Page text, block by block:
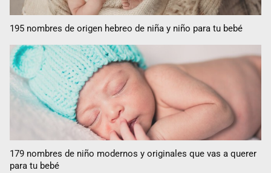
195 nombres de origen hebreo de niña y niño para tu bebé
179 nombres de niño modernos y originales que vas a querer
para tu bebé